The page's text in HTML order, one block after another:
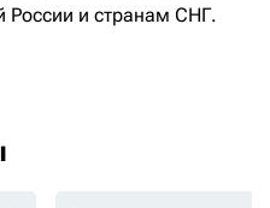
России и странам СНГ.